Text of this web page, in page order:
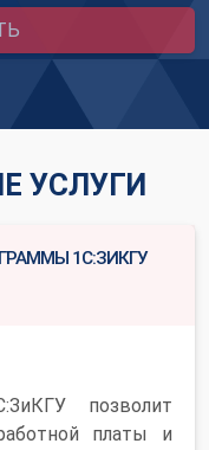
УСЛУГИ
1С:ЗИКГУ
позволит
платы и